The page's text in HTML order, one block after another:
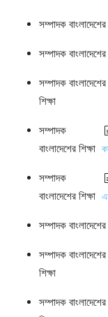
সম্পাদক বাংলাদেশের
সম্পাদক বাংলাদেশের
সম্পাদক বাংলাদেশের
শিক্ষা
সম্পাদক
বাংলাদেশের শিক্ষা
সম্পাদক
বাংলাদেশের শিক্ষা
সম্পাদক বাংলাদেশের
সম্পাদক বাংলাদেশের
শিক্ষা
সম্পাদক বাংলাদেশের